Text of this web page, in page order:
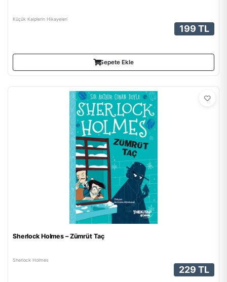
Küçük Kalplerin Hikayeleri
199 TL
Sepete Ekle
Sherlock Holmes – Zümrüt Taç
Sherlock Holmes
229 TL